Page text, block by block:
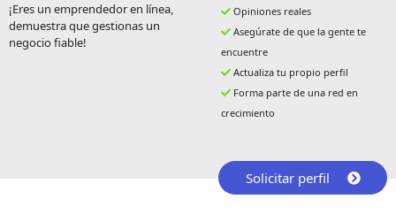
¡Eres un emprendedor en línea,
demuestra que gestionas un
negocio fiable!
Opiniones reales
Asegúrate de que la gente te
encuentre
Actualiza tu propio perfil
Forma parte de una red en
crecimiento
Solicitar perfil